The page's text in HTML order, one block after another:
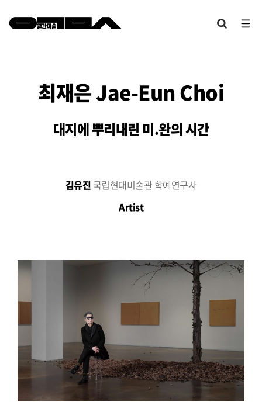
최재은 Jae-Eun Choi
대지에 뿌리내린 미.완의 시간
김유진 국립현대미술관 학예연구사
Artist